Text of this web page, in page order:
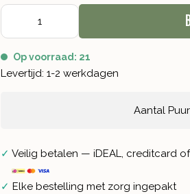
Op voorraad: 21
Levertijd: 1-2 werkdagen
Aantal
✓ Veilig betalen — iDEAL, creditcard
✓ Elke bestelling met zorg ingepakt